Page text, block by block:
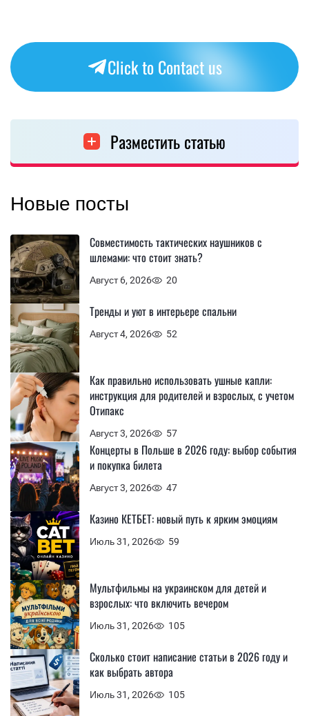
Click to Contact us
Разместить статью
Новые посты
Август 6, 2026 20
Совместимость тактических наушников с
шлемами: что стоит знать?
Август 4, 2026 52
Тренды и уют в интерьере спальни
Август 3, 2026 57
Как правильно использовать ушные капли:
инструкция для родителей и взрослых, с учетом
Отипакс
Август 3, 2026 47
Концерты в Польше в 2026 году: выбор события
и покупка билета
Июль 31, 2026 59
Казино КЕТБЕТ: новый путь к ярким эмоциям
Июль 31, 2026 105
Мультфильмы на украинском для детей и
взрослых: что включить вечером
Июль 31, 2026 105
Сколько стоит написание статьи в 2026 году и
как выбрать автора